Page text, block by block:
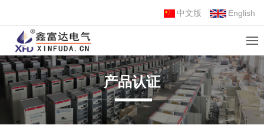
中文版 English
产品认证